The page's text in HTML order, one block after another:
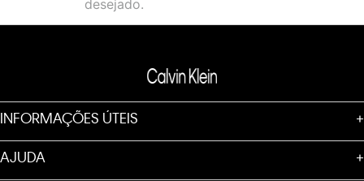
desejado.
INFORMAÇÕES ÚTEIS +
AJUDA +